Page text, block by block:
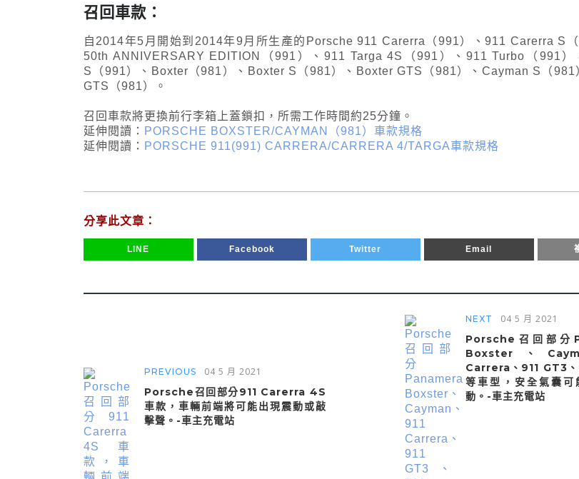
召回車款：
自2014年5月開始到2014年9月所生產的Porsche 911 Carerra（991）、911 Carerra S
50th ANNIVERSARY EDITION（991）、911 Targa 4S（991）、911 Turbo（991）
S（991）、Boxter（981）、Boxter S（981）、Boxter GTS（981）、Cayman S（981
GTS（981）。
召回車款將更換前行李箱上蓋鎖扣，所需工作時間約25分鐘。
延伸閱讀： PORSCHE BOXSTER/CAYMAN（981）車款規格
延伸閱讀： PORSCHE 911(991) CARRERA/CARRERA 4/TARGA車款規格
分享此文章：
LINE Facebook Twitter Email
PREVIOUS 04 5 月 2021
Porsche召回部分911 Carerra 4S
車款，車輛前端將可能出現震動或敲
擊聲。-車主充電站
NEXT 04 5 月 2021
Porsche召回部分
Boxster、
Carrera、911 GT3
等車型，安全氣囊可
動。-車主充電站